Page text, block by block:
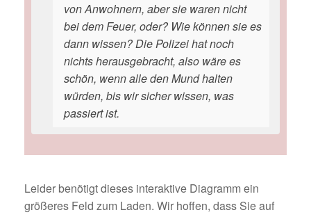
von Anwohnern, aber sie waren nicht
bei dem Feuer, oder? Wie können sie es
dann wissen? Die Polizei hat noch
nichts herausgebracht, also wäre es
schön, wenn alle den Mund halten
würden, bis wir sicher wissen, was
passiert ist.
Leider benötigt dieses interaktive Diagramm ein
größeres Feld zum Laden. Wir hoffen, dass Sie auf